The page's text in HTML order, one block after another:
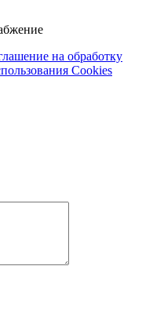
на обработку
Cookies